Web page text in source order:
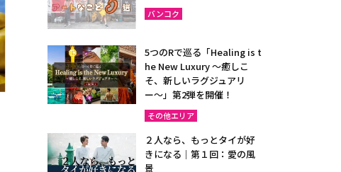
バンコク
5つのRで巡る「Healing is t
he New Luxury ～癒しこ
そ、新しいラグジュアリ
ー〜」第2弾を開催！
その他エリア
２人なら、もっとタイが好
きになる｜第１回：愛の風
景